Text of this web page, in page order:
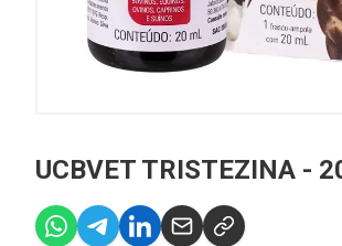
UCBVET TRISTEZINA -